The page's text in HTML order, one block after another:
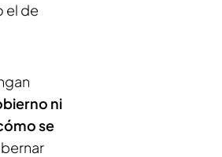
el de
ni
se